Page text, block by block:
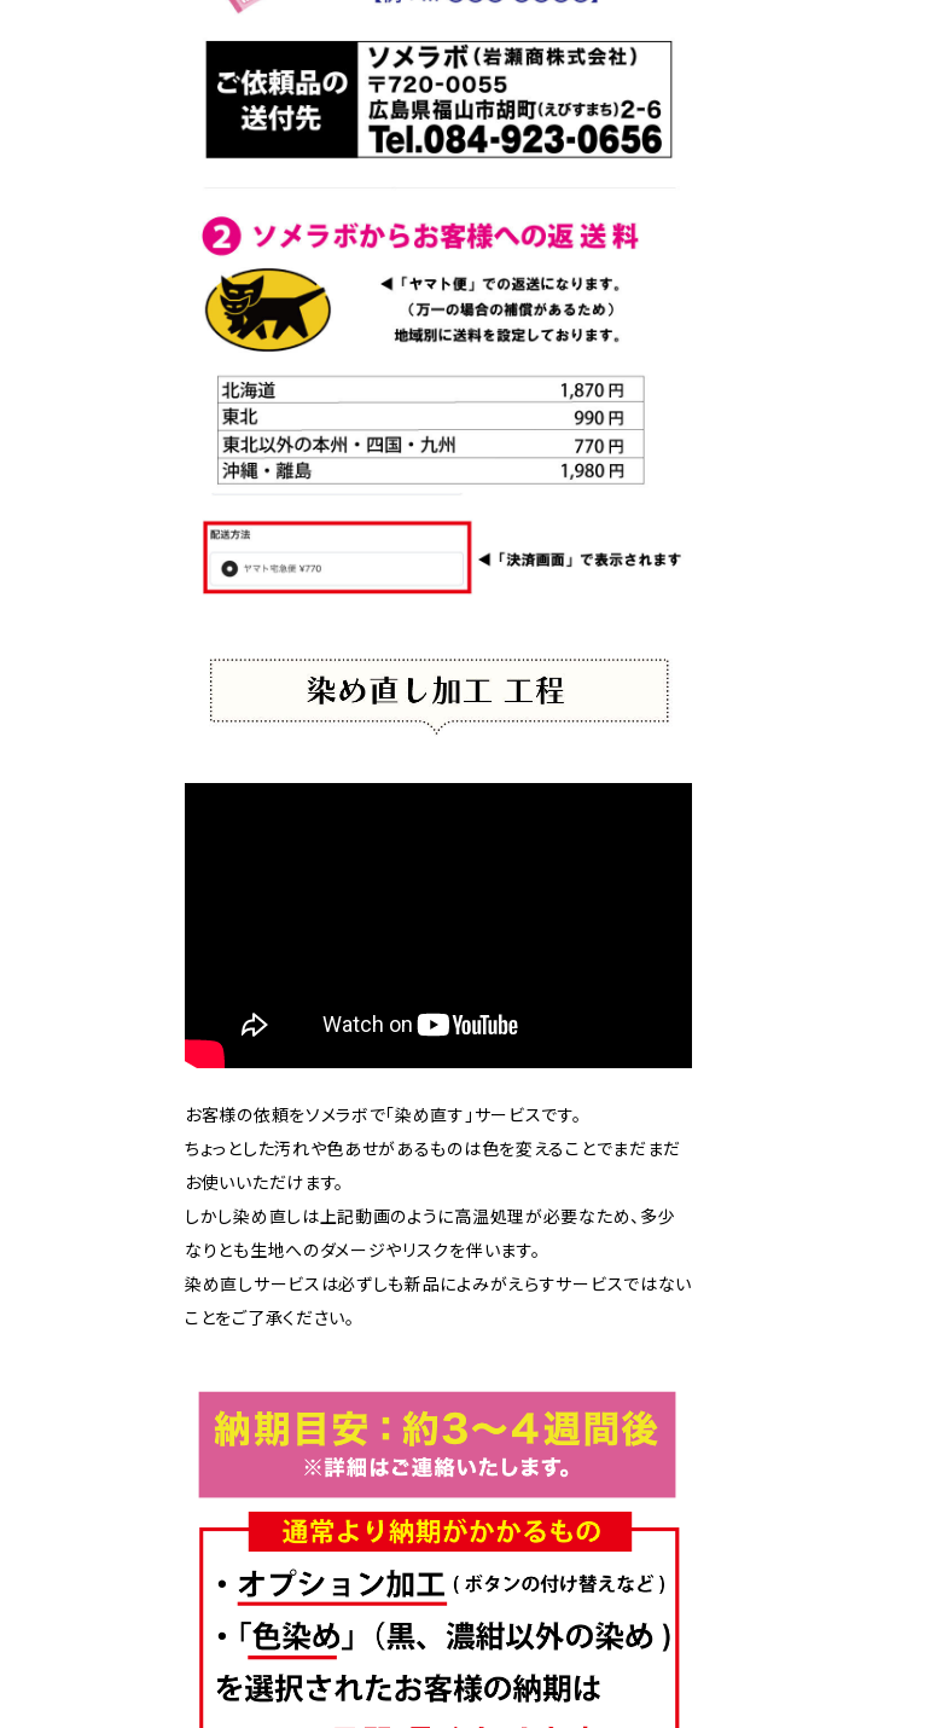
お客様の依頼をソメラボで「染め直す」サービスです。
ちょっとした汚れや色あせがあるものは色を変えることでまだまだ
お使いいただけます。
しかし染め直しは上記動画のように高温処理が必要なため、多少
なりとも生地へのダメージやリスクを伴います。
染め直しサービスは必ずしも新品によみがえらすサービスではない
ことをご了承ください。